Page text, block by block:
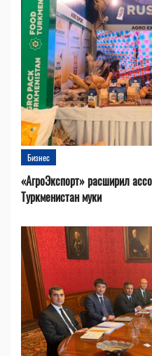
Бизнес
«АгроЭкспорт» расширил
Туркменистан муки